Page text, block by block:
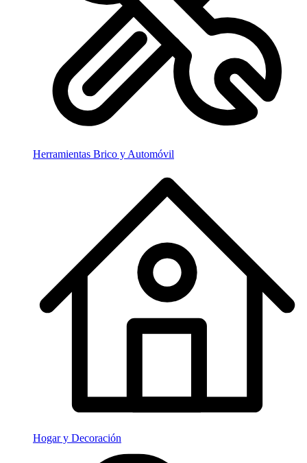
Herramientas Brico y Automóvil
Hogar y Decoración